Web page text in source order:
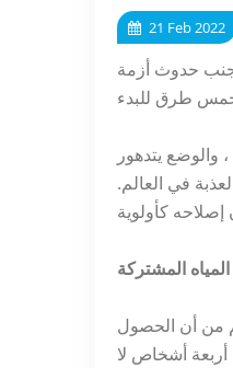
21 Feb 2022
يسكن الكوكب 10 مليارات شخص. لتجنب حدوث أزمة
، والوضع يتدهور
في العالم.
المياه المشتركة
من أن الحصول
أشخاص لا